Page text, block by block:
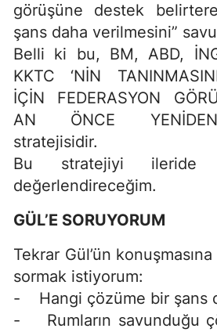
görüşüne destek
şans daha verilmesini”
Belli ki bu, BM, ABD,
KKTC ‘NİN
İÇİN FEDERASYON
AN ÖNCE
stratejisidir.
Bu stratejiyi ileride
değerlendireceğim.
GÜL’E SORUYORUM
Tekrar Gül’ün
sormak istiyorum:
- Hangi çözüme bir şans
- Rumların savunduğu